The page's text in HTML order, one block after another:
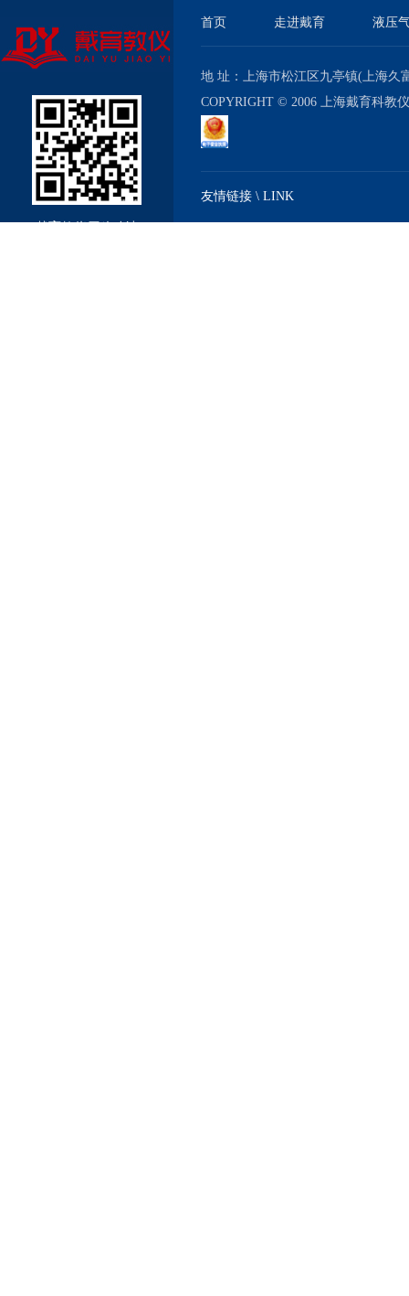
首页 走进戴育 液压
地 址：上海市松江区九亭镇(上海
COPYRIGHT © 2006 上海戴育科
友情链接 \ LINK